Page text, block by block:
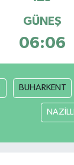
GÜNEŞ
06:06
BUHARKENT
NAZİLLİ